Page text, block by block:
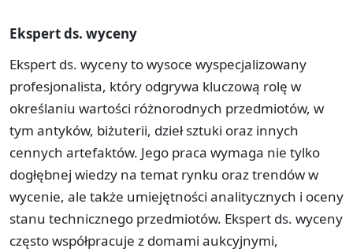
Ekspert ds. wyceny
Ekspert ds. wyceny to wysoce wyspecjalizowany
profesjonalista, który odgrywa kluczową rolę w
określaniu wartości różnorodnych przedmiotów, w
tym antyków, biżuterii, dzieł sztuki oraz innych
cennych artefaktów. Jego praca wymaga nie tylko
dogłębnej wiedzy na temat rynku oraz trendów w
wycenie, ale także umiejętności analitycznych i oceny
stanu technicznego przedmiotów. Ekspert ds. wyceny
często współpracuje z domami aukcyjnymi,